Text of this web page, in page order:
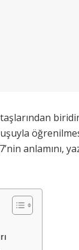
anlamını,